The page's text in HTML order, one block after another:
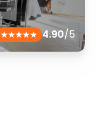
4.90/5